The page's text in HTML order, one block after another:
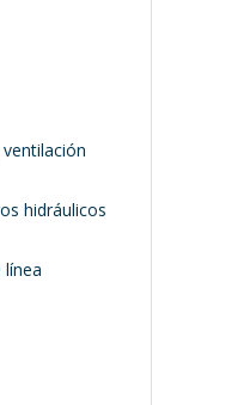
hidráulicos
línea